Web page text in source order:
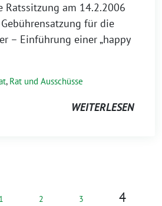
Ratssitzung am 14.2.2006
für die
– Einführung einer „happy
, Rat und Ausschüsse
WEITERLESEN
1 2 3 4